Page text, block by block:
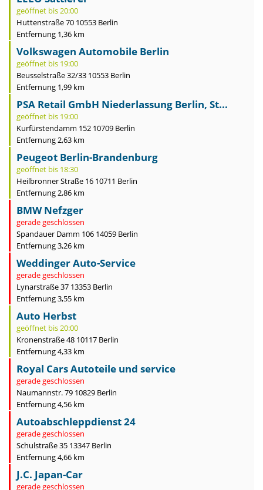
geöffnet bis 20:00
Huttenstraße 70 10553 Berlin
Entfernung 1,36 km
Volkswagen Automobile Berlin
geöffnet bis 19:00
Beusselstraße 32/33 10553 Berlin
Entfernung 1,99 km
PSA Retail GmbH Niederlassung Berlin, St...
geöffnet bis 19:00
Kurfürstendamm 152 10709 Berlin
Entfernung 2,63 km
Peugeot Berlin-Brandenburg
geöffnet bis 18:30
Heilbronner Straße 16 10711 Berlin
Entfernung 2,86 km
BMW Nefzger
gerade geschlossen
Spandauer Damm 106 14059 Berlin
Entfernung 3,26 km
Weddinger Auto-Service
gerade geschlossen
Lynarstraße 37 13353 Berlin
Entfernung 3,55 km
Auto Herbst
geöffnet bis 20:00
Kronenstraße 48 10117 Berlin
Entfernung 4,33 km
Royal Cars Autoteile und service
gerade geschlossen
Naumannstr. 79 10829 Berlin
Entfernung 4,56 km
Autoabschleppdienst 24
gerade geschlossen
Schulstraße 35 13347 Berlin
Entfernung 4,66 km
J.C. Japan-Car
gerade geschlossen